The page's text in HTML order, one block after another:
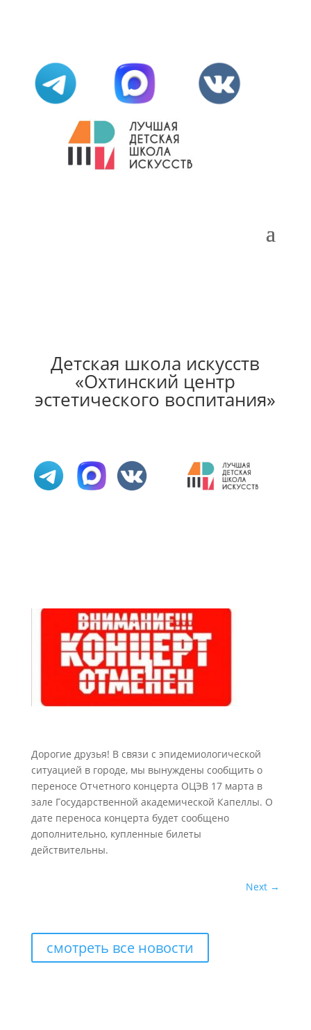
Детская школа искусств
«Охтинский центр
эстетического воспитания»
Дорогие друзья! В связи с эпидемиологической
ситуацией в городе, мы вынуждены сообщить о
переносе Отчетного концерта ОЦЭВ 17 марта в
зале Государственной академической Капеллы. О
дате переноса концерта будет сообщено
дополнительно, купленные билеты
действительны.
Next →
смотреть все новости